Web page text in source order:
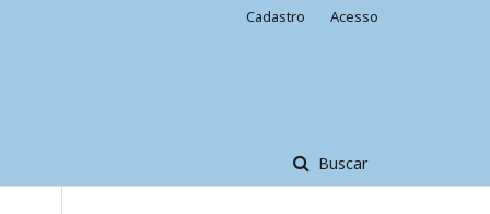
Buscar
Cadastro Acesso